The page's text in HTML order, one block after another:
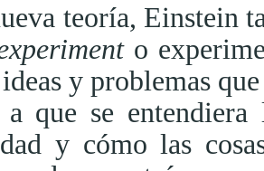
teoría, Einstein
o
y problemas
que se
y cómo las